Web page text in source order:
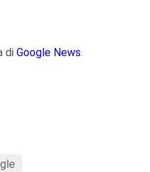
diGoogle News.